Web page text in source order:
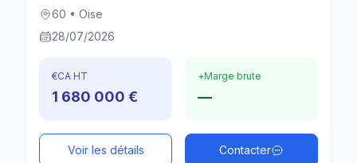
60 • Oise
28/07/2026
€CA HT
1 680 000 €
+Marge brute
—
Voir les détails Contacter